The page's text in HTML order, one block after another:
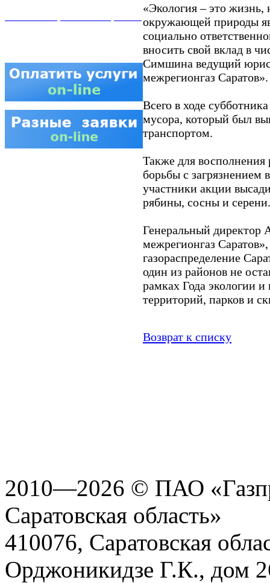
«Экология – это жизнь,
окружающей природы
социально
вносить свой вклад в
Симшина ведущий
межрегионгаз Саратов».
Всего в ходе
мусора, который был
транспортом.
Также для восполнения
борьбы с загрязнением
участники акции
рябины, сосны и серени.
Генеральный
межрегионгаз
газораспределение
один из районов не
рамках Года экологии
территорий, парков и
Возврат к списку
2010—2026 © ПАО
Саратовская область»
410076, Саратовская
Орджоникидзе Г.К., дом